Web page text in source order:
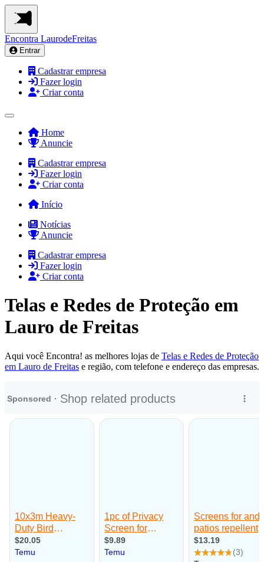
Encontra LaurodeFreitas
Entrar
Cadastrar empresa
Fazer login
Criar conta
Home
Anuncie
Cadastrar empresa
Fazer login
Criar conta
Início
Notícias
Anuncie
Cadastrar empresa
Fazer login
Criar conta
Telas e Redes de Proteção em
Lauro de Freitas
Aqui você Encontra! as melhores lojas de Telas e Redes de Proteção
em Lauro de Freitas e região, com telefone e endereço das empresas.